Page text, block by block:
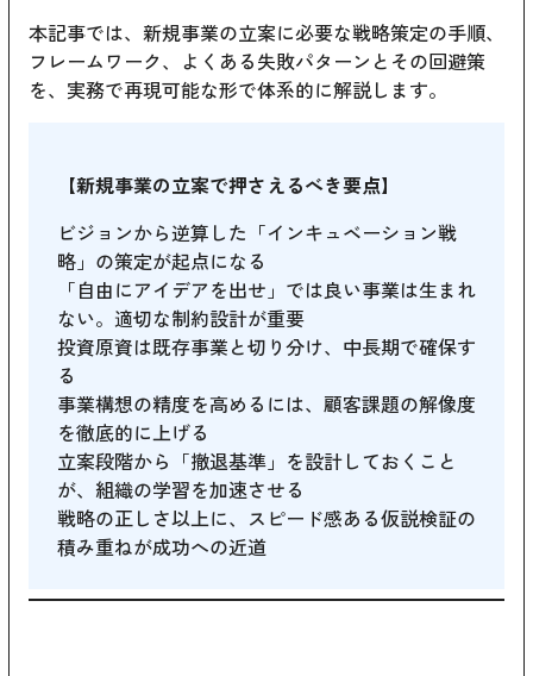
本記事では、新規事業の立案に必要な戦略策定の手順、
フレームワーク、よくある失敗パターンとその回避策
を、実務で再現可能な形で体系的に解説します。
【新規事業の立案で押さえるべき要点】
ビジョンから逆算した「インキュベーション戦
略」の策定が起点になる
「自由にアイデアを出せ」では良い事業は生まれ
ない。適切な制約設計が重要
投資原資は既存事業と切り分け、中長期で確保す
る
事業構想の精度を高めるには、顧客課題の解像度
を徹底的に上げる
立案段階から「撤退基準」を設計しておくこと
が、組織の学習を加速させる
戦略の正しさ以上に、スピード感ある仮説検証の
積み重ねが成功への近道